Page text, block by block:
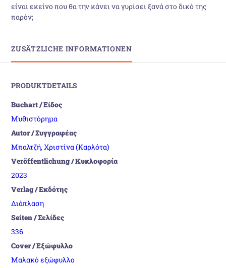
είναι εκείνο που θα την κάνει να γυρίσει ξανά στο δικό της
παρόν;
ZUSÄTZLICHE INFORMATIONEN
PRODUKTDETAILS
Buchart / Είδος
Μυθιστόρημα
Autor / Συγγραφέας
Μπαλτζή, Χριστίνα (Καρλότα)
Veröffentlichung / Κυκλοφορία
2023
Verlag / Εκδότης
Διάπλαση
Seiten / Σελίδες
336
Cover / Εξώφυλλο
Μαλακό εξώφυλλο